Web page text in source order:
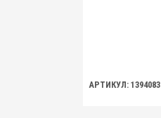
АРТИКУЛ: 1394083